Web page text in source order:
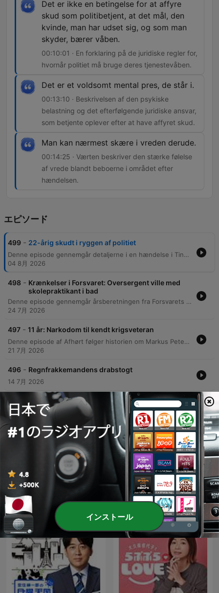
Det er ikke en betingelse for at affyre
skud som politibetjent, at det mål, den
kvinde, man har udset sig, og som man
skyder, bærer våben.
00:10:01 · En forklaring på de juridiske regler for,
hvornår politiet må bruge deres tjenestevåben.
Det er et voldsomt mental pres, de står i.
00:13:10 · Beskrivelsen af den psykiske
belastning og det efterfølgende juridiske ansvar,
som betjente oplever efter at have affyret skud.
Man kan nærmest skære i vreden derude.
00:14:25 · Værten beskriver den stærke følelse
af vrede blandt beboerne i området efter
hændelsen.
エピソード
499 - 22-årig skudt i ryggen af politiet
Denne episode gennemgår detaljerne i en hændelse i Tingbjerg, hvor politiet affyrede skud mod en bil, hvilket resulterede i, at en 22-årig mand blev ramt. Diskussionen belyser de uklare omstændigheder omkring biljagten, de efterfølgende uroligheder i lokalområdet og det enorme psykiske pres, politibetjente står under i akutte situationer. Derudover undersøges den igangværende efterforskning og eftersøgningen af vidner. Episoden belyser også Tingbjergs historiske udfordringer med bandekriminalitet og tidligere ghetto-stempel, samt de nuværende forsøg på gentrificering og skabelse af mangfoldighed i området.
04 8月 2026
498 - Krænkelser i Forsvaret: Oversergent ville med
skolepraktikant i bad
Denne episode gennemgår årsberetningen fra Forsvarets Auditørkorps, som afslører en række alvorlige sager inden for det danske militær. Rapporten dokumenterer alt fra seksuelle krænkelser og voldtægter på kasernen til fund af håndgranater med slebne serienumre samt brug af euforiserende stoffer og alkohol under tjeneste. Diskussionen belyser en bekymrende tendens, hvor problematiske mønstre gentager sig i årsberetningerne. Dette peger på en vedholdende kultur inden for Forsvaret, som er svær at ændre, og som indeholder dybt alvorlige sager om både våbenmisbrug og magtmisbrug.
24 7月 2026
497 - 11 år: Narkodom til kendt krigsveteran
Denne episode af Afhørt følger historien om Markus Petersen, en tidligere dansk krigsveteran fra Irak og Afghanistan, der er blevet idømt 11 års fængsel for involvering i en omfattende narkosag. Sagen drejer sig om håndtering af 100 kilo amfetamin, som blev opdaget via krypteret kommunikation på Sky ECC-tjenesten. Beretningen belyser den tragiske sammenhæng mellem krigstraumer og kriminalitet. Efter at have kæmpet med svær PTSD, beskrives hvordan Petersen begyndende selvmedicinering med kokain førte til en voksende gæld, som han forsøgte at afvikle gennem narkosmugling. Episoden undersøger de menneskelige omkostninger ved både krigstjeneste og den efterfølgende retsproces.
21 7月 2026
496 - Regnfrakkemandens drabstogt
14 7月 2026
495
32-årig svensker død efter voldsepisode ved
VM-storskærmsarrangement
07 7月 2026
どのくらいのエピソード
他の社会／文化ポッドキャスト
すべて見る
インストール